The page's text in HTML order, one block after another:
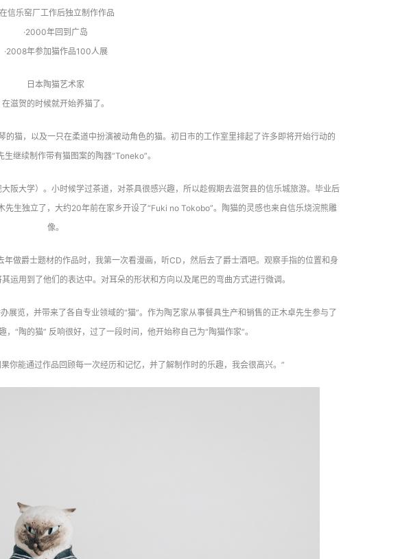
在信乐窑厂工作后独立制作作品
·2000年回到广岛
·2008年参加猫作品100人展
日本陶猫艺术家
在滋贺的时候就开始养猫了。
猫，以及一只在柔道中扮演被动角色的猫。初日市的工作室里排起了许多即将开始行动的
生继续制作带有猫图案的陶器“Toneko”。
阪大学）。小时候学过茶道，对茶具很感兴趣，所以趁假期去滋贺县的信乐城旅游。毕业后
生独立了，大约20年前在家乡开设了“Fuki no Tokobo”。陶猫的灵感也来自信乐烧浣熊雕
像。
做爵士题材的作品时，我第一次看漫画，听CD，然后去了爵士酒吧。观察手指的位置和身
运用到了他们的表达中。对耳朵的形状和方向以及尾巴的弯曲方式进行微调。
览，并带来了各自专业领域的“猫”。作为陶艺家从事餐具生产和销售的正木卓先生参与了
“陶的猫” 反响很好，过了一段时间，他开始称自己为“陶猫作家”。
你能通过作品回顾每一次经历和记忆，并了解制作时的乐趣，我会很高兴。”